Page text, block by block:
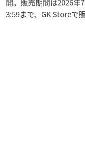
開。販売期間は2026年
3:59まで、GK Storeで